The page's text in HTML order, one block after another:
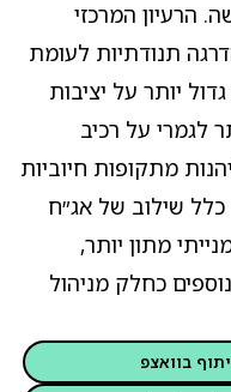
הרעיון המרכזי
תנודתיות לעומת
יותר על יציבות
לגמרי על רכיב
מתקופות חיוביות
שילוב של אג״ח
מתון יותר,
כחלק מניהול
בוואצפ